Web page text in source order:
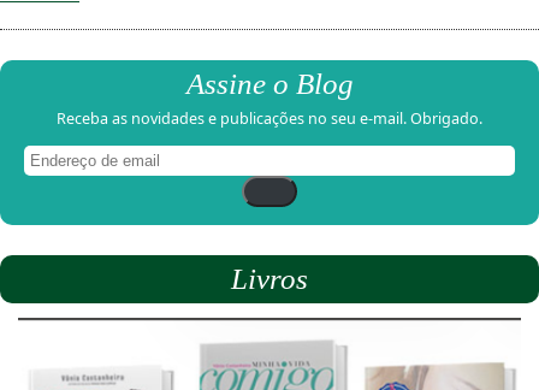
Assine o Blog
Receba as novidades e publicações no seu e-mail. Obrigado.
de
email
Livros